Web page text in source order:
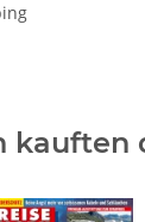
kauften